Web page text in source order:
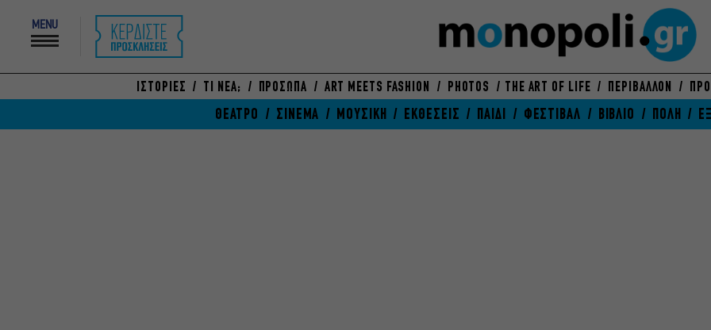
MENU
ΙΣΤΟΡΙΕΣ ΤΙ ΝΕΑ; ΠΡΟΣΩΠΑ ART MEETS FASHION PHOTOS THE ART OF LIFE ΠΕΡΙΒΑΛΛΟΝ
ΘΕΑΤΡΟ ΣΙΝΕΜΑ ΜΟΥΣΙΚΗ ΕΚΘΕΣΕΙΣ ΠΑΙΔΙ ΦΕΣΤΙΒΑΛ ΒΙΒΛΙΟ ΠΟΛΗ